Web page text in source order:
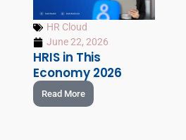
HR Cloud
June 22, 2026
HRIS in This
Economy 2026
Read More